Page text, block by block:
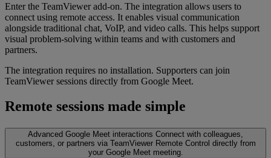
Enter the TeamViewer add-on. The integration allows users to
connect using remote access. It enables visual communication
alongside traditional chat, VoIP, and video calls. This helps support
visual problem-solving within teams and with customers and
partners.
The integration requires no installation. Supporters can join
TeamViewer sessions directly from Google Meet.
Remote sessions made simple
Advanced Google Meet interactions Connect with colleagues,
customers, or partners via TeamViewer Remote Control directly from
your Google Meet meeting.